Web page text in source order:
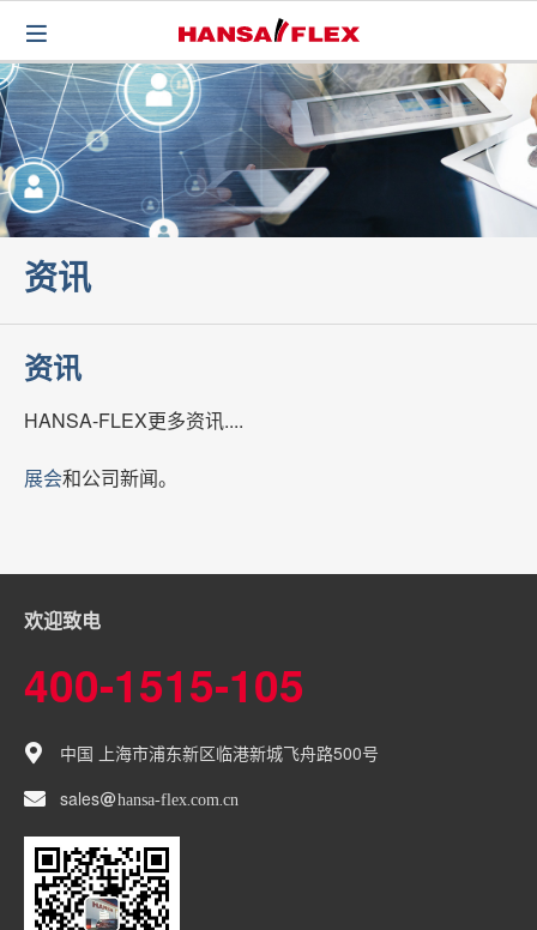
资讯
资讯
HANSA-FLEX更多资讯....
展会和公司新闻。
欢迎致电
400-1515-105
中国 上海市浦东新区临港新城飞舟路500号
sales
hansa-flex com cn